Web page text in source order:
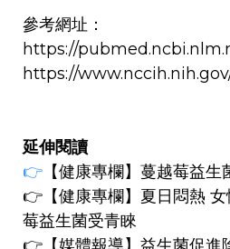
參考網址：
https://
https://
延伸閱讀
👉 【健康專欄】 蔓越莓益生
👉【健康專欄】 夏日悶熱
莓益生菌受青睞